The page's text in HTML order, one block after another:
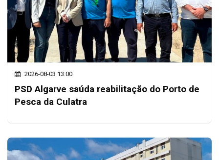
2026-08-03 13:00
PSD Algarve saúda reabilitação do Porto de
Pesca da Culatra